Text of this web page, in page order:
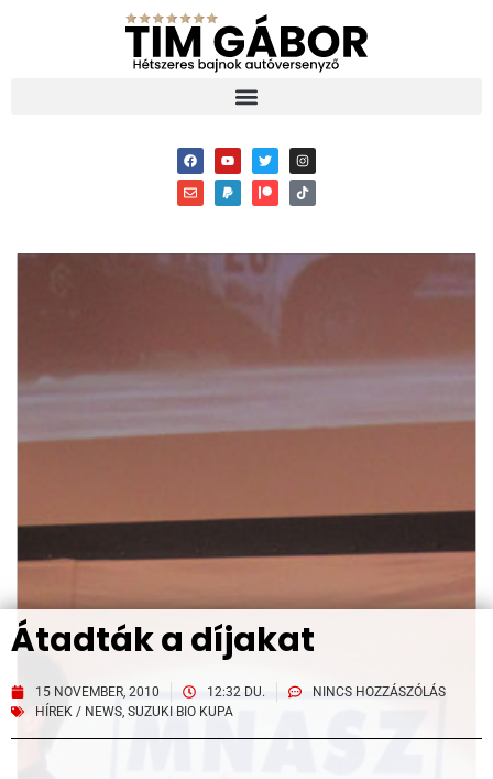
Átadták a díjakat
15 NOVEMBER, 2010 12:32 DU.
NINCS HOZZÁSZÓLÁS
HÍREK / NEWS, SUZUKI BIO KUPA